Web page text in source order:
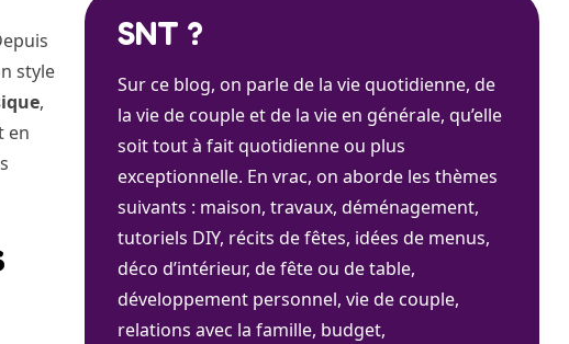
style
,
en
SNT ?
Sur ce blog, on parle de la vie quotidienne, de
la vie de couple et de la vie en générale, qu’elle
soit tout à fait quotidienne ou plus
exceptionnelle. En vrac, on aborde les thèmes
suivants : maison, travaux, déménagement,
tutoriels DIY, récits de fêtes, idées de menus,
déco d’intérieur, de fête ou de table,
développement personnel, vie de couple,
relations avec la famille, budget,